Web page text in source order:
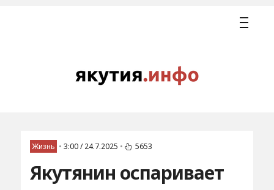
Жизнь • 3:00 / 24.7.2025 • 5653
Якутянин оспаривает